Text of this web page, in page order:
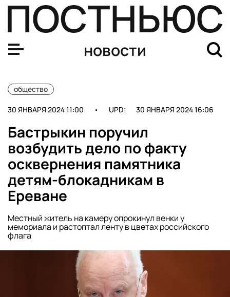
новости
общество
30 ЯНВАРЯ 2024 11:00 • UPD: 30 ЯНВАРЯ 2024 16:06
Бастрыкин поручил
возбудить дело по факту
осквернения памятника
детям-блокадникам в
Ереване
Местный житель на камеру опрокинул венки у
мемориала и растоптал ленту в цветах российского
флага
Пса Арчи, которого высадили из электрички в